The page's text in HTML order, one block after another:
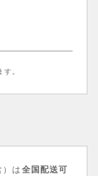
。
は 全国配送可